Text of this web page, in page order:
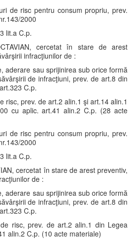
de risc pentru consum propriu, prev.
2000
lit.a C.p.
cercetat în stare de arest
infracţiunilor de :
aderare sau sprijinirea sub orice formă
de infracţiuni, prev. de art.8 din
C.p.
risc, prev. de art.2 alin.1 şi art.14 alin.1
cu aplic. art.41 alin.2 C.p. (28 acte
de risc pentru consum propriu, prev.
2000
lit.a C.p.
cercetat în stare de arest preventiv,
de :
aderare sau sprijinirea sub orice formă
de infracţiuni, prev. de art.8 din
C.p.
risc, prev. de art.2 alin.1 din Legea
alin.2 C.p. (10 acte materiale)